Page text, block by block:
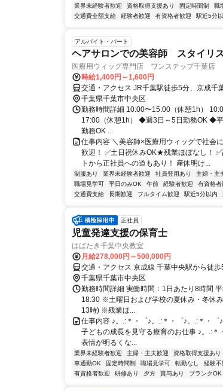
業界未経験者歓迎 資格取得支援あり 固定時間制 職
交通費全額支給
経験者歓迎 有資格者歓迎 駅近5分
アルバイト・パート
ヘアサロンでの美容師 スタイリ
医療用ウィッグ専門店 ワンステップ千葉店
時給1,400円～1,600円
交通・アクセス JR千葉駅徒歩5分、京成千
千葉県千葉市中央区
勤務時間詳細 10:00〜15:00（休憩1h）
17:00（休憩1h） ◆週3日～5日勤務OK ◆
勤務OK ...
仕事内容 ＼美容師×医療用ウィッグで社会
歓迎！ ✅土日祝休みOK★残業ほぼなし！
トから正社員への道もあり！ 産休明け...
制服あり 業界未経験者歓迎 社員登用あり 主婦・主
職場見学可
平日のみOK 午前 経験者歓迎 有資格者
交通費支給
長期歓迎 フルタイム歓迎 駅近5分以内
正社員
児童発達支援の保育士
はばたき千葉中央教室
月給278,000円～500,000円
交通・アクセス 京成線 千葉中央駅から徒
千葉県千葉市中央区
勤務時間詳細 実働時間：1日あたり8時間
18:30 ※土曜日および学校の夏休み・冬休
13時) ※残業ほ...
仕事内容 ♪。.:＊・゜♪。.:＊・゜♪。.:＊・
子どもの成長を見守る療育のお仕事 ♪。.:＊
表情が明るくな...
業界未経験者歓迎 主婦・主夫歓迎 資格取得支援あり
車通勤OK
固定時間制 職場見学可 転勤なし 経験不
有資格者歓迎
研修あり 夕方 賞与あり ブランクOK